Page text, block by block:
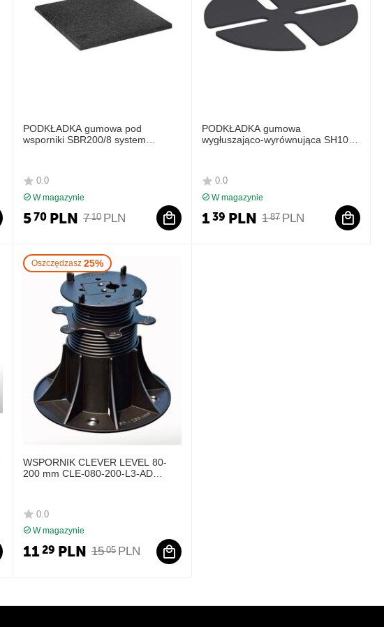
PODKŁADKA gumowa pod
wsporniki SBR200/8 system
0.0
W magazynie
7 10 PLN
570 PLN
PODKŁADKA gumowa
wygłuszająco-wyrównująca SH100
0.0
W magazynie
1 87 PLN
139 PLN
Oszczędzasz 25%
WSPORNIK CLEVER LEVEL 80-
200 mm CLE-080-200-L3-AD
0.0
W magazynie
15 05 PLN
1129 PLN